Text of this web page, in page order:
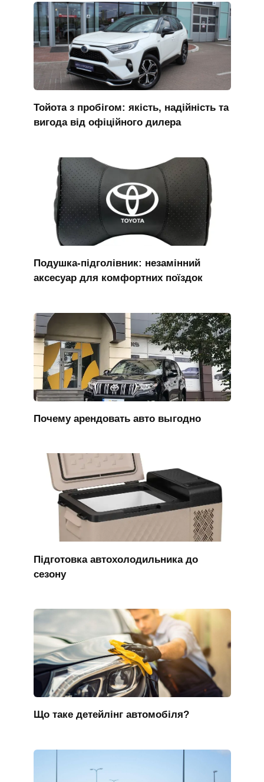
Тойота з пробігом: якість, надійність та
вигода від офіційного дилера
Подушка-підголівник: незамінний
аксесуар для комфортних поїздок
Почему арендовать авто выгодно
Підготовка автохолодильника до
сезону
Що таке детейлінг автомобіля?